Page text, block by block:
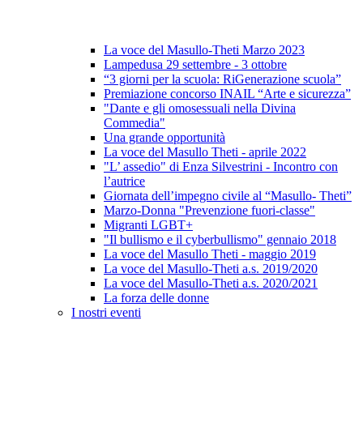
La voce del Masullo-Theti Marzo 2023
Lampedusa 29 settembre - 3 ottobre
“3 giorni per la scuola: RiGenerazione scuola”
Premiazione concorso INAIL “Arte e sicurezza”
"Dante e gli omosessuali nella Divina
Commedia"
Una grande opportunità
La voce del Masullo Theti - aprile 2022
"L’ assedio" di Enza Silvestrini - Incontro con
l’autrice
Giornata dell’impegno civile al “Masullo- Theti”
Marzo-Donna "Prevenzione fuori-classe"
Migranti LGBT+
"Il bullismo e il cyberbullismo" gennaio 2018
La voce del Masullo Theti - maggio 2019
La voce del Masullo-Theti a.s. 2019/2020
La voce del Masullo-Theti a.s. 2020/2021
La forza delle donne
I nostri eventi